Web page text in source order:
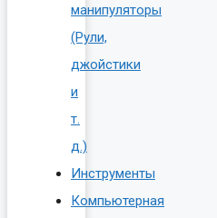
манипуляторы
(Рули,
джойстики
и
т.
д.)
Инструменты
Компьютерная